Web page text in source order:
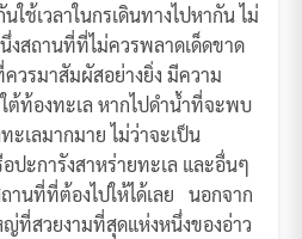
ใช้เวลาในกรเดินทางไปหากัน ไม่
งสถานที่ที่ไม่ควรพลาดเด็ดขาด
วรมาสัมผัสอย่างยิ่ง มีความ
ต้ท้องทะเล หากไปดำน้ำที่จะพบ
ะเลมากมาย ไม่ว่าจะเป็น
ปะการังสาหร่ายทะเล และอื่นๆ
านที่ที่ต้องไปให้ได้เลย นอกจาก
ที่สวยงามที่สุดแห่งหนึ่งของอ่าว